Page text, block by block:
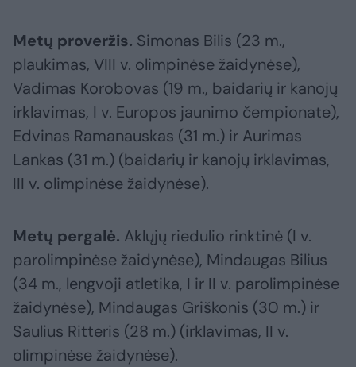
Metų proveržis. Simonas Bilis (23 m.,
plaukimas, VIII v. olimpinėse žaidynėse),
Vadimas Korobovas (19 m., baidarių ir kanojų
irklavimas, I v. Europos jaunimo čempionate),
Edvinas Ramanauskas (31 m.) ir Aurimas
Lankas (31 m.) (baidarių ir kanojų irklavimas,
III v. olimpinėse žaidynėse).
Metų pergalė. Aklųjų riedulio rinktinė (I v.
parolimpinėse žaidynėse), Mindaugas Bilius
(34 m., lengvoji atletika, I ir II v. parolimpinėse
žaidynėse), Mindaugas Griškonis (30 m.) ir
Saulius Ritteris (28 m.) (irklavimas, II v.
olimpinėse žaidynėse).